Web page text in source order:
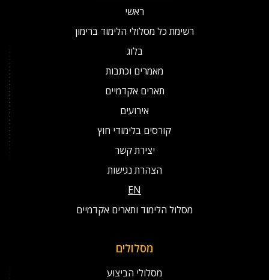
ראשי
רשימת כל מסלולי הלימוד ברימון
בלוג
מאמרים וכתבות
תארים אקדמיים
אירועים
קורסים בלימודי חוץ
יצירת קשר
הצהרת נגישות
EN
מסלול הלימוד ותארים אקדמיים
מסלולים
מסלולי הביצוע